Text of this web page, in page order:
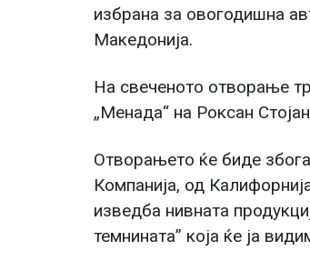
избрана за овогодишна
Македонија.
На свеченото отворање
„Менада“ на Роксан
Отворањето ќе биде
Компанија, од
изведба нивната
темнината” која ќе ја